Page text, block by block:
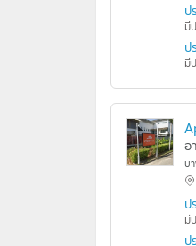
ป
มี
ป
มี
อ
บ
ป
มี
ป